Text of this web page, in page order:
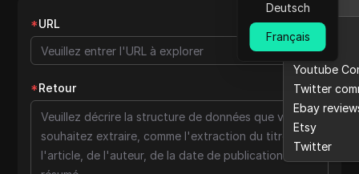
Deutsch
FrançaisTiktok
Linkedin
Youtube
Twitter
Ebay
Etsy
Twitter
Lazada
*URL
*Retour